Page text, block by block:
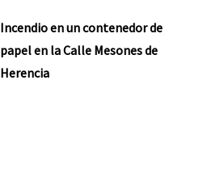
Incendio en un contenedor de
papel en la Calle Mesones de
Herencia